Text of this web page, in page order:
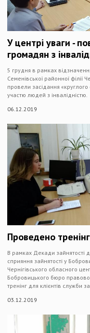
У центрі уваги -
громадян з
5 грудня в рамках
Семенівської районної філії
провели засідання
участю людей з інвалідністю.
06.12.2019
Проведено
В рамках Декади зайнятості
сприяння зайнятості у
Чернігівського обласного
Бобровицького бюро
тренінг для клієнтів служби
03.12.2019